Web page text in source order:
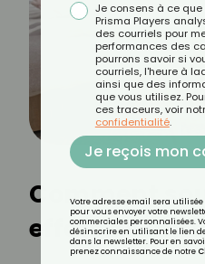
Comment
effets de
Je consens à ce
Prisma Players
des courriels pour
performances des
pourrons savoir si
courriels, l'heure à
ainsi que des
que vous utilisez.
ces traceurs, voir
confidentialité.
Je reçois mon
Votre adresse email sera
pour vous envoyer votre
commerciales personnalisées.
désinscrire en utilisant le lien
dans la newsletter. Pour en
prenez connaissance de notre